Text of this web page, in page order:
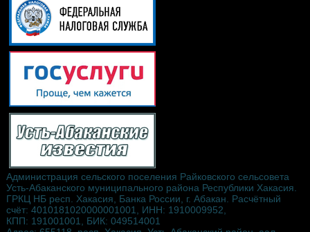
Администрация сельского поселения Райковского сельсовета
Усть-Абаканского муниципального района Республики Хакасия.
ГРКЦ НБ респ. Хакасия, Банка России, г. Абакан. Расчётный
счёт: 4010181020000001001, ИНН: 1910009952,
КПП: 191001001, БИК: 049514001